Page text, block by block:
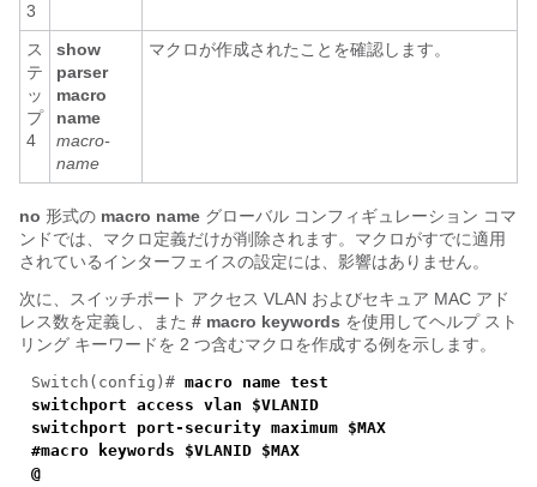
3
ス
テ
ッ
プ
4
show
parser
macro
name
macro-
name
マクロが作成されたことを確認します。
no 形式の macro name グローバル コンフィギュレーション コマ
ンドでは、マクロ定義だけが削除されます。マクロがすでに適用
されているインターフェイスの設定には、影響はありません。
次に、スイッチポート アクセス VLAN およびセキュア MAC アド
レス数を定義し、また # macro keywords を使用してヘルプ スト
リング キーワードを 2 つ含むマクロを作成する例を示します。
Switch(config)# macro name test
switchport access vlan $VLANID
switchport port-security maximum $MAX
#macro keywords $VLANID $MAX
@